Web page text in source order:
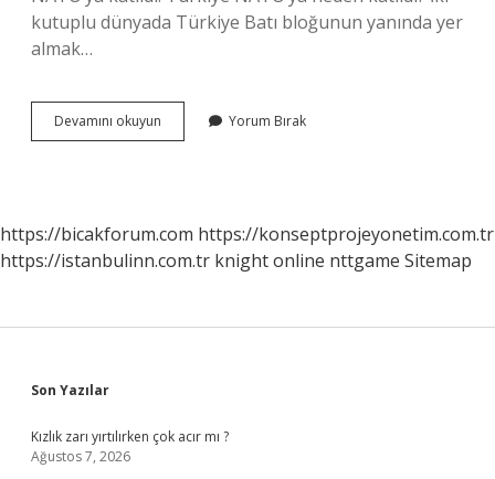
kutuplu dünyada Türkiye Batı bloğunun yanında yer
almak…
Devamını okuyun
Hangi
Oldu
Yorum Bırak
https://bicakforum.com https://konseptprojeyonetim.com.tr
https://istanbulinn.com.tr knight online nttgame Sitemap
Sidebar
Son Yazılar
Kızlık zarı yırtılırken çok acır mı ?
Ağustos 7, 2026